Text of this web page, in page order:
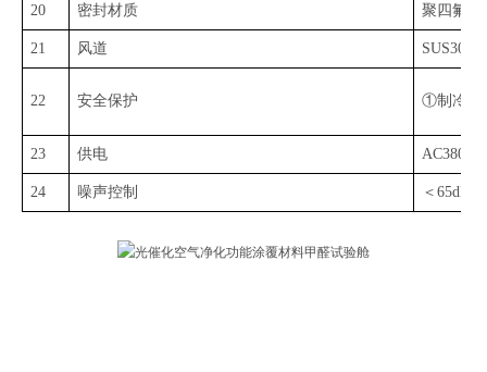
20 密封材质 聚四氟乙
21 风道 SUS304
22 安全保护 ①制冷系
23 供电 AC380V
24 噪声控制 ＜ 65dB